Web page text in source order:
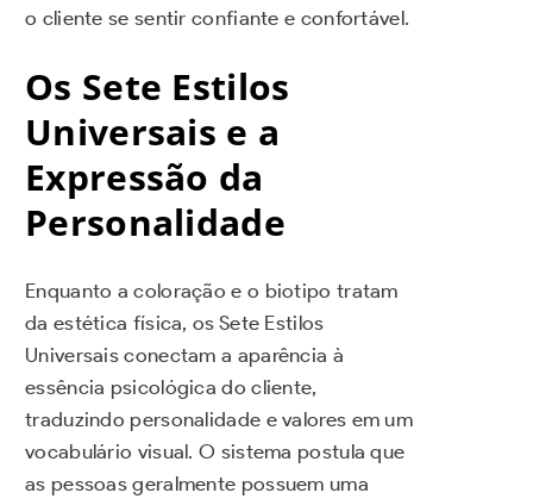
o cliente se sentir confiante e confortável.
Os Sete Estilos
Universais e a
Expressão da
Personalidade
Enquanto a coloração e o biotipo tratam
da estética física, os Sete Estilos
Universais conectam a aparência à
essência psicológica do cliente,
traduzindo personalidade e valores em um
vocabulário visual. O sistema postula que
as pessoas geralmente possuem uma